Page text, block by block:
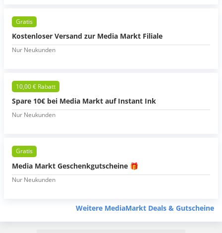
Gratis
Kostenloser Versand zur Media Markt Filiale
Nur Neukunden
10,00 € Rabatt
Spare 10€ bei Media Markt auf Instant Ink
Nur Neukunden
Gratis
Media Markt Geschenkgutscheine 🎁
Nur Neukunden
Weitere MediaMarkt Deals & Gutscheine